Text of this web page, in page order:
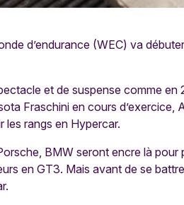
d’endurance (WEC) va
et de suspense comme
Fraschini en cours
les rangs en Hypercar.
BMW seront encre là
en GT3. Mais avant de se